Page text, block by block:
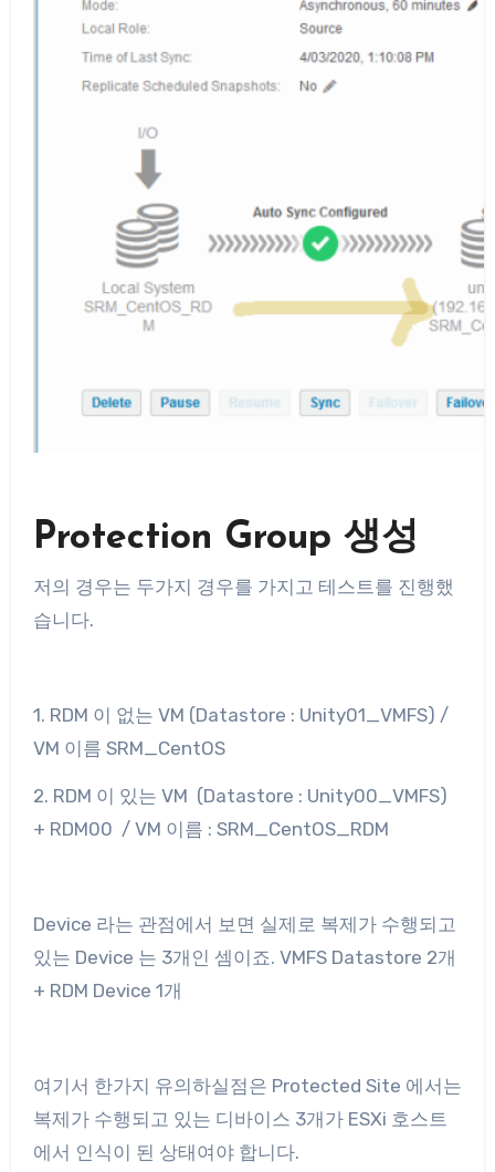
Protection Group 생성
저의 경우는 두가지 경우를 가지고 테스트를 진행했
습니다.
1. RDM 이 없는 VM (Datastore : Unity01_VMFS) /
VM 이름 SRM_CentOS
2. RDM 이 있는 VM (Datastore : Unity00_VMFS)
+ RDM00 / VM 이름 : SRM_CentOS_RDM
Device 라는 관점에서 보면 실제로 복제가 수행되고
있는 Device 는 3개인 셈이죠. VMFS Datastore 2개
+ RDM Device 1개
여기서 한가지 유의하실점은 Protected Site 에서는
복제가 수행되고 있는 디바이스 3개가 ESXi 호스트
에서 인식이 된 상태여야 합니다.